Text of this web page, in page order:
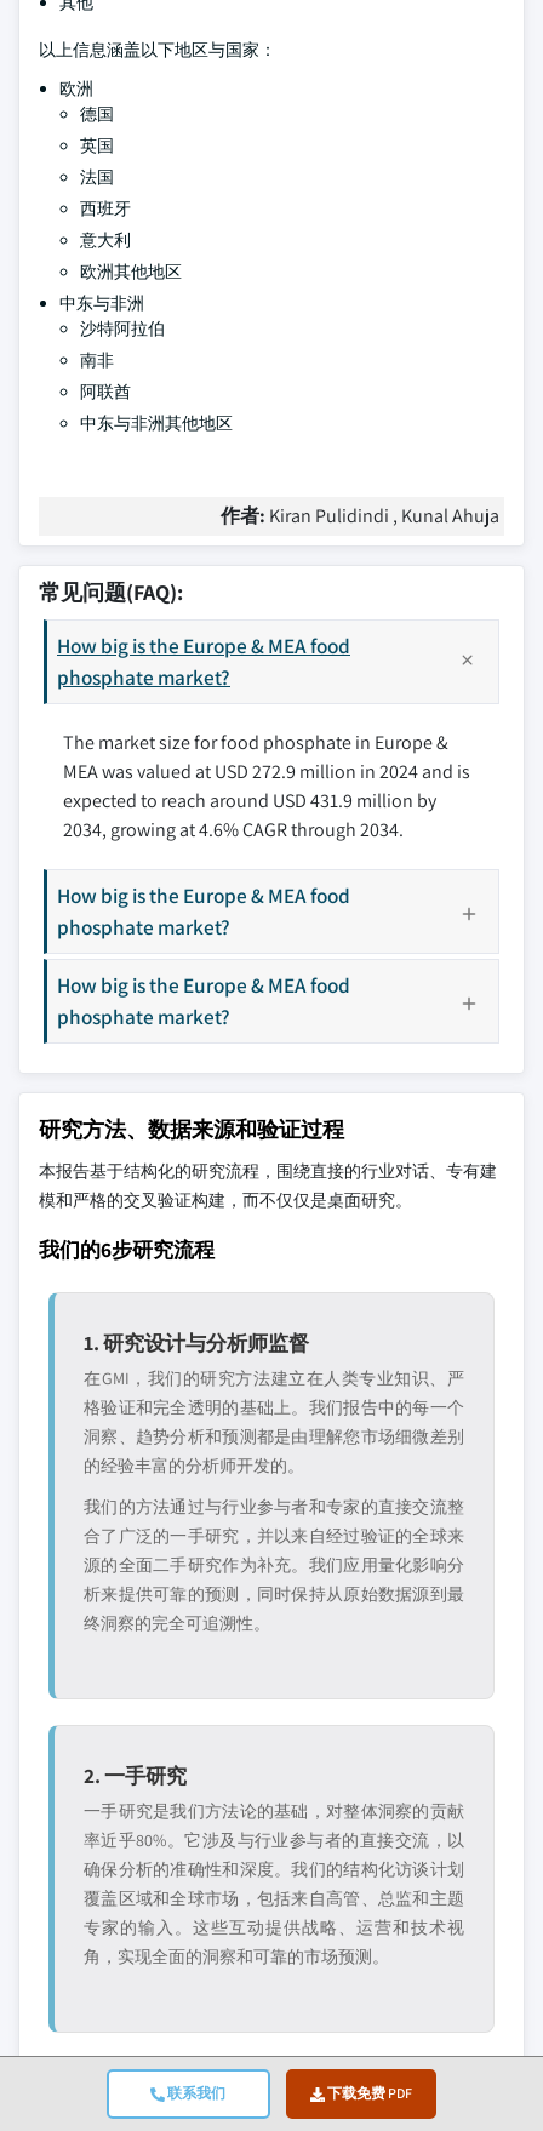
联系我们 下载免费 PDF
以上信息涵盖以下地区与国家：
欧洲
德国
英国
法国
西班牙
意大利
欧洲其他地区
中东与非洲
沙特阿拉伯
南非
阿联酋
中东与非洲其他地区
作者: Kiran Pulidindi , Kunal Ahuja
常见问题(FAQ):
How big is the Europe & MEA food
phosphate market?
The market size for food phosphate in Europe &
MEA was valued at USD 272.9 million in 2024 and is
expected to reach around USD 431.9 million by
2034, growing at 4.6% CAGR through 2034.
How big is the Europe & MEA food
phosphate market?
How big is the Europe & MEA food
phosphate market?
研究方法、数据来源和验证过程
本报告基于结构化的研究流程，围绕直接的行业对话、专有建
模和严格的交叉验证构建，而不仅仅是桌面研究。
我们的6步研究流程
1. 研究设计与分析师监督
在GMI，我们的研究方法建立在人类专业知识、严
格验证和完全透明的基础上。我们报告中的每一个
洞察、趋势分析和预测都是由理解您市场细微差别
的经验丰富的分析师开发的。
我们的方法通过与行业参与者和专家的直接交流整
合了广泛的一手研究，并以来自经过验证的全球来
源的全面二手研究作为补充。我们应用量化影响分
析来提供可靠的预测，同时保持从原始数据源到最
终洞察的完全可追溯性。
2. 一手研究
一手研究是我们方法论的基础，对整体洞察的贡献
率近乎80%。它涉及与行业参与者的直接交流，以
确保分析的准确性和深度。我们的结构化访谈计划
覆盖区域和全球市场，包括来自高管、总监和主题
专家的输入。这些互动提供战略、运营和技术视
角，实现全面的洞察和可靠的市场预测。
3. 数据挖掘与市场分析